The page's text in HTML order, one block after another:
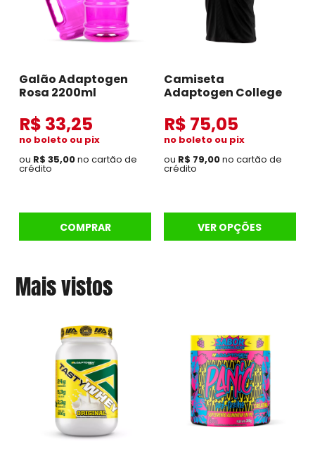
Galão Adaptogen
Rosa 2200ml
R$ 33,25
no boleto ou pix
ou R$ 35,00no cartão de
crédito
COMPRAR
Camiseta
Adaptogen College
R$ 75,05
no boleto ou pix
ou R$ 79,00no cartão de
crédito
VER OPÇÕES
Mais vistos